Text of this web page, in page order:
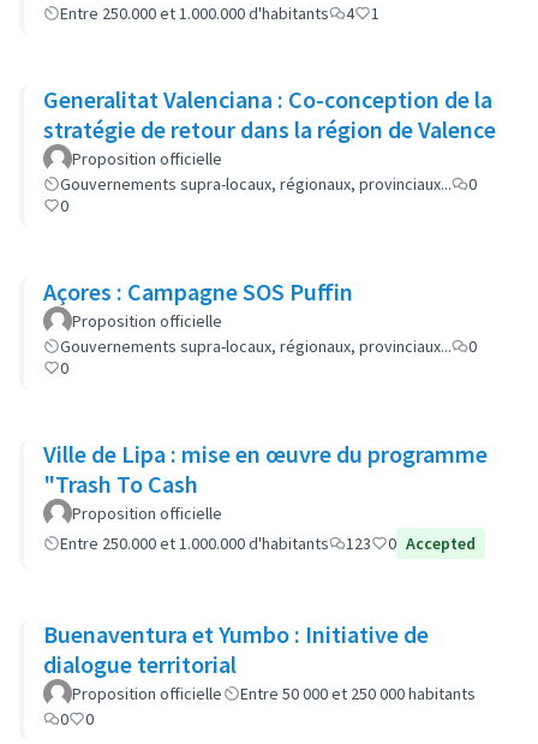
Entre 250.000 et 1.000.000 d'habitants
4 1
Generalitat Valenciana : Co-conception de la
stratégie de retour dans la région de Valence
Proposition officielle
Gouvernements supra-locaux, régionaux, provinciaux...
0
0
Açores : Campagne SOS Puffin
Proposition officielle
Gouvernements supra-locaux, régionaux, provinciaux...
0
0
Ville de Lipa : mise en œuvre du programme
"Trash To Cash
Proposition officielle
Entre 250.000 et 1.000.000 d'habitants
123 0 Accepted
Buenaventura et Yumbo : Initiative de
dialogue territorial
Proposition officielle
Entre 50 000 et 250 000 habitants
0
0